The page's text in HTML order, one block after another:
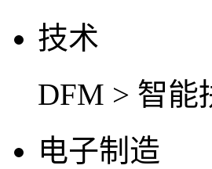
技术
DFM > 智能
电子制造